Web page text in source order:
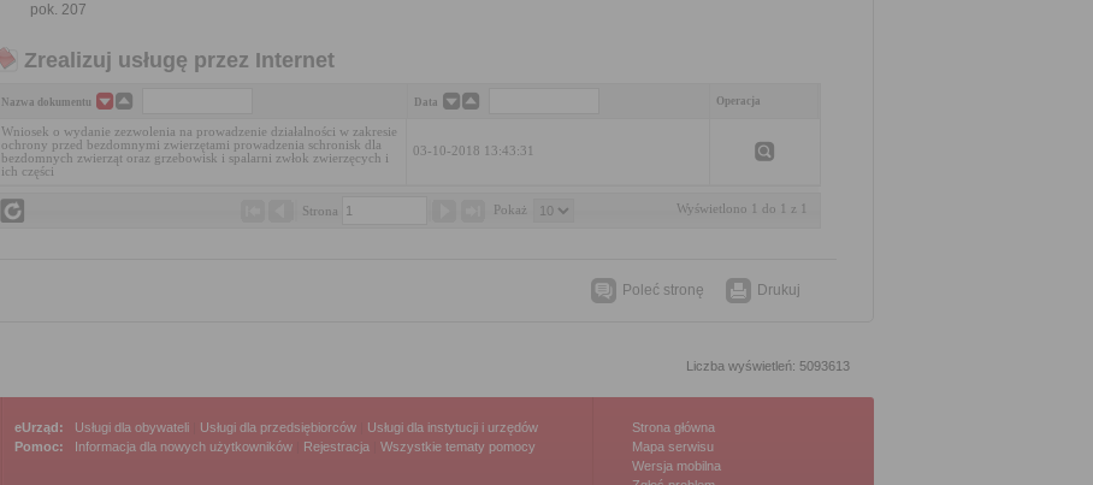
pok. 207
Zrealizuj usługę przez Internet
Nazwa dokumentu Data Operacja
Wniosek o wydanie zezwolenia na prowadzenie działalności w zakresie
ochrony przed bezdomnymi zwierzętami prowadzenia schronisk dla
bezdomnych zwierząt oraz grzebowisk i spalarni zwłok zwierzęcych i
ich części
03-10-2018 13:43:31
Strona Pokaż Wyświetlono 1 do 1 z 1
Poleć stronę Drukuj
Liczba wyświetleń: 5093613
eUrząd: Usługi dla obywateli Usługi dla przedsiębiorców
Usługi dla instytucji i urzędów
Pomoc:
Informacja dla nowych użytkowników Rejestracja |Wszystkie tematy pomocy
Strona główna
Mapa serwisu
Wersja mobilna